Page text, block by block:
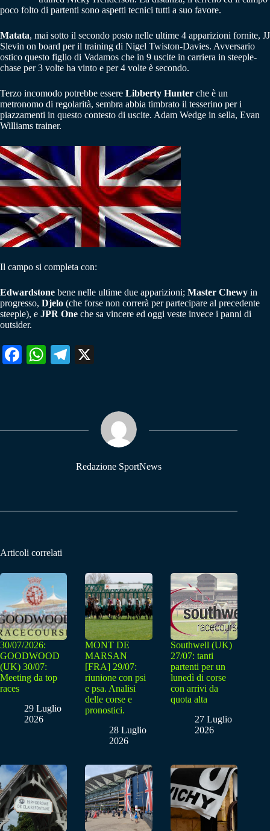
poco folto di partenti sono aspetti tecnici tutti a suo favore.
Matata, mai sotto il secondo posto nelle ultime 4 apparizioni fornite, JJ
Slevin on board per il training di Nigel Twiston-Davies. Avversario
ostico questo figlio di Vadamos che in 9 uscite in carriera in steeple-
chase per 3 volte ha vinto e per 4 volte è secondo.
Terzo incomodo potrebbe essere Libberty Hunter che è un
metronomo di regolarità, sembra abbia timbrato il tesserino per i
piazzamenti in questo contesto di uscite. Adam Wedge in sella, Evan
Williams trainer.
Il campo si completa con:
Edwardstone bene nelle ultime due apparizioni; Master Chewy in
progresso, Djelo (che forse non correrà per partecipare al precedente
steeple), e JPR One che sa vincere ed oggi veste invece i panni di
outsider.
Fa W
pp
Te
m
Redazione SportNews
Articoli correlati
30/07/2026:
GOODWOOD
(UK) 30/07:
Meeting da top
races
29 Luglio
2026
MONT DE
MARSAN
[FRA] 29/07:
riunione con psi
e psa. Analisi
delle corse e
pronostici.
28 Luglio
2026
Southwell (UK)
27/07: tanti
partenti per un
lunedì di corse
con arrivi da
quota alta
27 Luglio
2026